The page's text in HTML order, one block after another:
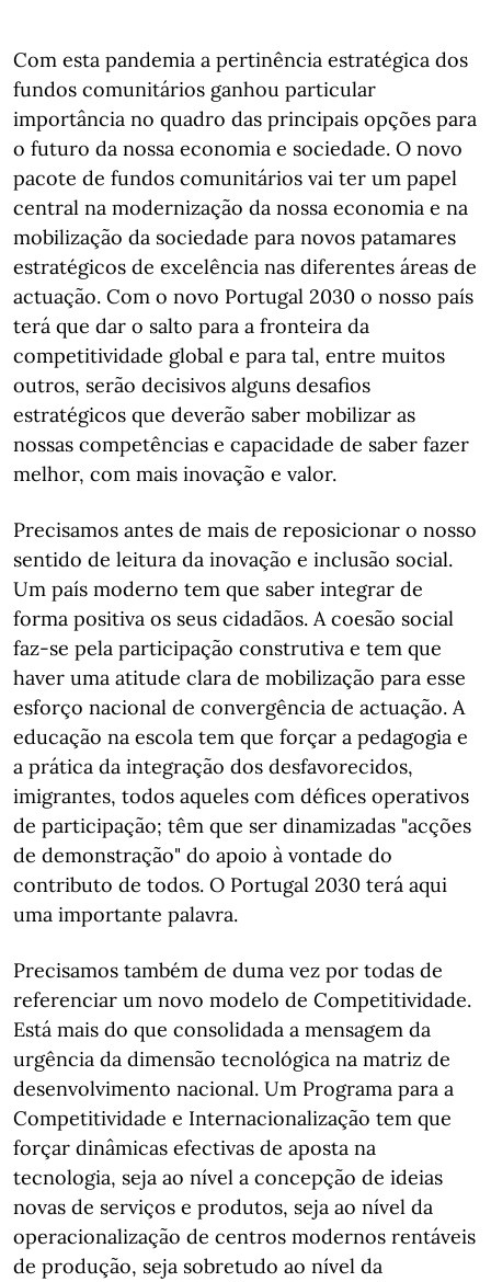
Com esta pandemia a pertinência estratégica dos
fundos comunitários ganhou particular
importância no quadro das principais opções para
o futuro da nossa economia e sociedade. O novo
pacote de fundos comunitários vai ter um papel
central na modernização da nossa economia e na
mobilização da sociedade para novos patamares
estratégicos de excelência nas diferentes áreas de
actuação. Com o novo Portugal 2030 o nosso país
terá que dar o salto para a fronteira da
competitividade global e para tal, entre muitos
outros, serão decisivos alguns desafios
estratégicos que deverão saber mobilizar as
nossas competências e capacidade de saber fazer
melhor, com mais inovação e valor.
Precisamos antes de mais de reposicionar o nosso
sentido de leitura da inovação e inclusão social.
Um país moderno tem que saber integrar de
forma positiva os seus cidadãos. A coesão social
faz-se pela participação construtiva e tem que
haver uma atitude clara de mobilização para esse
esforço nacional de convergência de actuação. A
educação na escola tem que forçar a pedagogia e
a prática da integração dos desfavorecidos,
imigrantes, todos aqueles com défices operativos
de participação; têm que ser dinamizadas "acções
de demonstração" do apoio à vontade do
contributo de todos. O Portugal 2030 terá aqui
uma importante palavra.
Precisamos também de duma vez por todas de
referenciar um novo modelo de Competitividade.
Está mais do que consolidada a mensagem da
urgência da dimensão tecnológica na matriz de
desenvolvimento nacional. Um Programa para a
Competitividade e Internacionalização tem que
forçar dinâmicas efectivas de aposta na
tecnologia, seja ao nível a concepção de ideias
novas de serviços e produtos, seja ao nível da
operacionalização de centros modernos rentáveis
de produção, seja sobretudo ao nível da